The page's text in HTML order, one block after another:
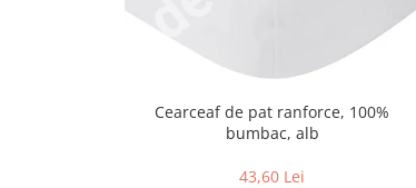
Cearceaf de pat ranforce, 100%
bumbac, alb
43,60 Lei